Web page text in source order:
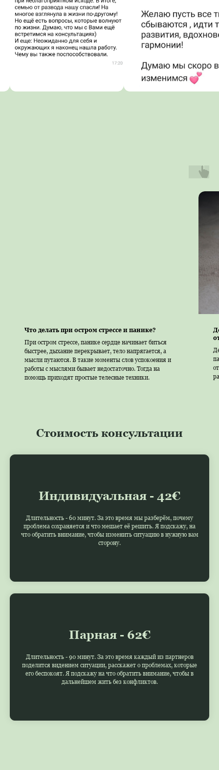
Что делать при остром стрессе и панике?
При остром стрессе, панике сердце начинает биться
быстрее, дыхание перекрывает, тело напрягается, а
мысли путаются. В такие моменты слов успокоения и
работы с мыслями бывает недостаточно. Тогда на
помощь приходят простые телесные техники.
Стоимость консультации
Индивидуальная - 42€
Длительность - 60 минут. За это время мы разберём, почему
проблема сохраняется и что мешает её решить. Я подскажу, на
что обратить внимание, чтобы изменить ситуацию в нужную вам
сторону.
Парная - 62€
Длительность - 90 минут. За это время каждый из партнеров
поделится видением ситуации, расскажет о проблемах, которые
его беспокоят. Я подскажу на что обратить внимание, чтобы в
дальнейшем жить без конфликтов.